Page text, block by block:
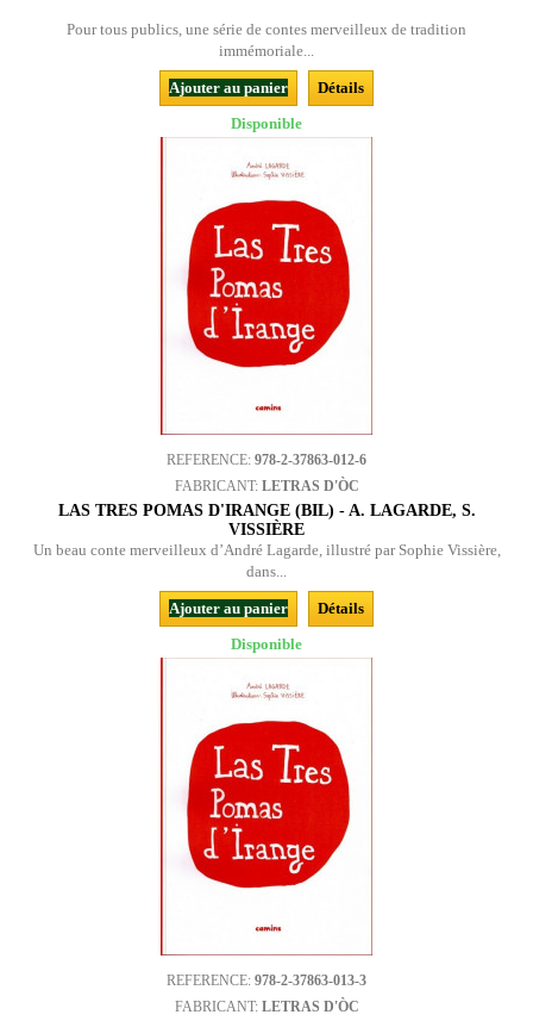
Pour tous publics, une série de contes merveilleux de tradition
immémoriale...
Ajouter au panier
Détails
Disponible
REFERENCE: 978-2-37863-012-6
FABRICANT: LETRAS D'ÒC
LAS TRES POMAS D'IRANGE (BIL) - A. LAGARDE, S.
VISSIÈRE
Un beau conte merveilleux d’André Lagarde, illustré par Sophie Vissière,
dans...
Ajouter au panier
Détails
Disponible
REFERENCE: 978-2-37863-013-3
FABRICANT: LETRAS D'ÒC